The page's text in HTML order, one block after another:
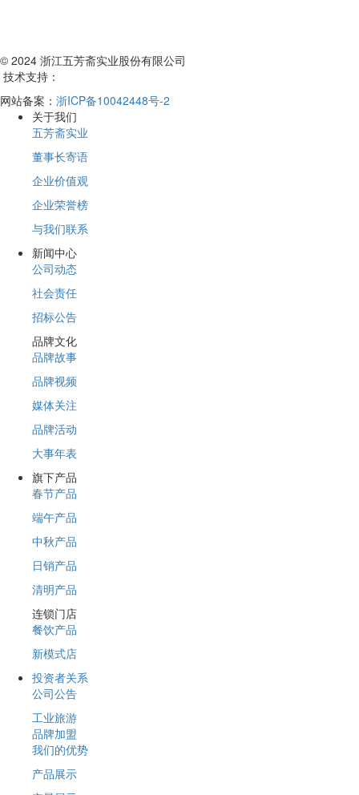
© 2024 浙江五芳斋实业股份有限公司
技术支持：
网站备案： 浙ICP备10042448号-2
关于我们
五芳斋实业
董事长寄语
企业价值观
企业荣誉榜
与我们联系
新闻中心
公司动态
社会责任
招标公告
品牌文化
品牌故事
品牌视频
媒体关注
品牌活动
大事年表
旗下产品
春节产品
端午产品
中秋产品
日销产品
清明产品
连锁门店
餐饮产品
新模式店
投资者关系
公司公告
工业旅游
品牌加盟
我们的优势
产品展示